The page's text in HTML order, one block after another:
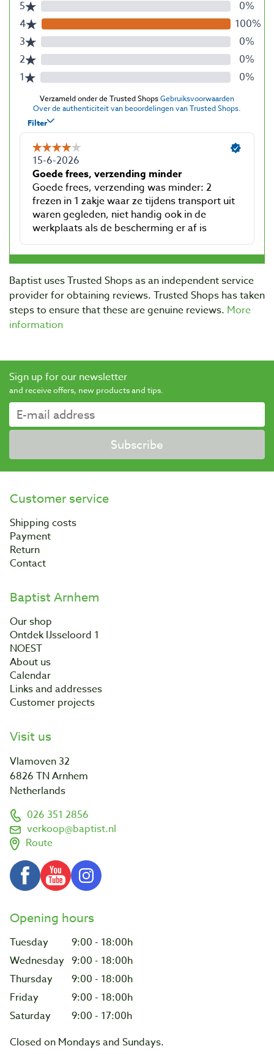
Baptist uses Trusted Shops as an independent service
provider for obtaining reviews. Trusted Shops has taken
steps to ensure that these are genuine reviews. More
information
Sign up for our newsletter
and receive offers, new products and tips.
Subscribe
Customer service
Shipping costs
Payment
Return
Contact
Baptist Arnhem
Our shop
Ontdek IJsseloord 1
NOEST
About us
Calendar
Links and addresses
Customer projects
Visit us
Vlamoven 32
6826 TN Arnhem
Netherlands
026 351 2856
verkoop@baptist.nl
Route
Opening hours
Tuesday
9:00 - 18:00h
Wednesday 9:00 - 18:00h
Thursday
9:00 - 18:00h
Friday
9:00 - 18:00h
Saturday
9:00 - 17:00h
Closed on Mondays and Sundays.